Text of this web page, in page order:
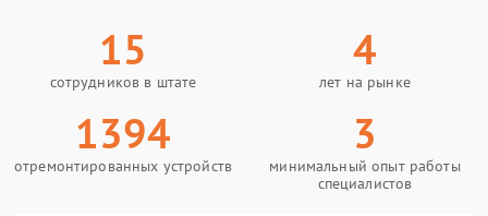
15
сотрудников в штате
4
лет на рынке
1394
отремонтированных устройств
3
минимальный опыт работы
специалистов